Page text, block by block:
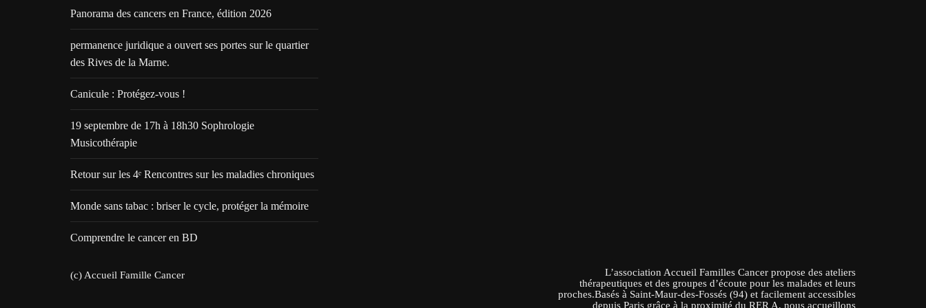
Panorama des cancers en France, édition 2026
permanence juridique a ouvert ses portes sur le quartier
des Rives de la Marne.
Canicule : Protégez-vous !
19 septembre de 17h à 18h30 Sophrologie
Musicothérapie
Retour sur les 4ᵉ Rencontres sur les maladies chroniques
Monde sans tabac : briser le cycle, protéger la mémoire
Comprendre le cancer en BD
(c) Accueil Famille Cancer
L’association Accueil Familles Cancer propose des ateliers
thérapeutiques et des groupes d’écoute pour les malades et leurs
proches.Basés à Saint-Maur-des-Fossés (94) et facilement accessibles
depuis Paris grâce à la proximité du RER A, nous accueillons